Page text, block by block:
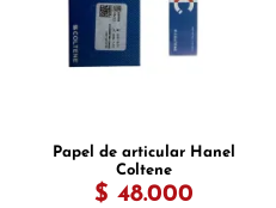
Papel de articular Hanel
Coltene
$ 48.000